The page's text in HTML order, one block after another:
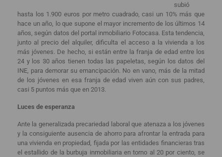
subió
hasta los 1.900 euros por metro cuadrado, casi un 10% más que
hace un año, lo que supone el mayor incremento de los últimos 14
años, según datos del portal inmobiliario Fotocasa. Esta tendencia,
junto al precio del alquiler, dificulta el acceso a la vivienda a los
más jóvenes. De hecho, si están entre la franja de edad entre los
24 y los 30 años tienen todas las papeletas, según los datos del
INE, para demorar su emancipación. No en vano, más de la mitad
de los jóvenes en esa franja de edad viven aún con sus padres,
casi 5 puntos más que en 2013.
Luces de esperanza
Ante la generalizada precariedad laboral que atenaza a los jóvenes
y la consiguiente ausencia de ahorro para afrontar la entrada para
una vivienda en propiedad, fijada por las entidades financieras tras
el estallido de la burbuja inmobiliaria en torno al 20 por ciento, se